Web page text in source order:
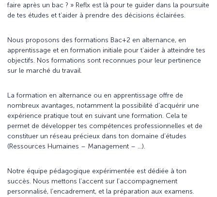
faire après un bac ? » Reflx est là pour te guider dans la poursuite
de tes études et t’aider à prendre des décisions éclairées.
Nous proposons des formations Bac+2 en alternance, en
apprentissage et en formation initiale pour t’aider à atteindre tes
objectifs. Nos formations sont reconnues pour leur pertinence
sur le marché du travail.
La formation en alternance ou en apprentissage offre de
nombreux avantages, notamment la possibilité d’acquérir une
expérience pratique tout en suivant une formation. Cela te
permet de développer tes compétences professionnelles et de
constituer un réseau précieux dans ton domaine d’études
(Ressources Humaines – Management – …).
Notre équipe pédagogique expérimentée est dédiée à ton
succès. Nous mettons l’accent sur l’accompagnement
personnalisé, l’encadrement, et la préparation aux examens.